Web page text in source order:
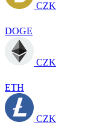
CZK
DOGE
CZK
ETH
CZK